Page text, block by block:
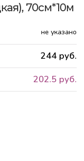
70см*10м
не указано
244 руб.
202.5 руб.